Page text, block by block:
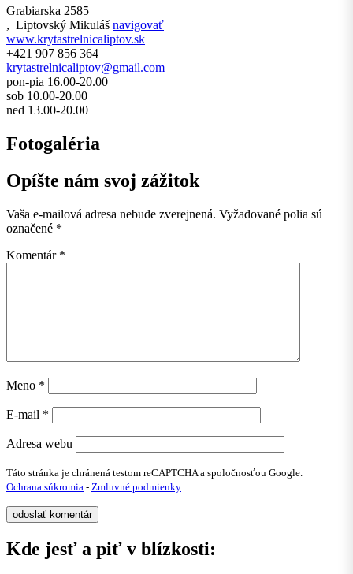
Grabiarska 2585
, Liptovský Mikuláš navigovať
www.krytastrelnicaliptov.sk
+421 907 856 364
krytastrelnicaliptov@gmail.com
pon-pia 16.00-20.00
sob 10.00-20.00
ned 13.00-20.00
Fotogaléria
Opíšte nám svoj zážitok
Vaša e-mailová adresa nebude zverejnená. Vyžadované polia sú
označené *
Komentár *
Meno *
E-mail *
Adresa webu
Táto stránka je chránená testom reCAPTCHA a spoločnosťou Google.
Ochrana súkromia - Zmluvné podmienky
Kde jesť a piť v blízkosti: